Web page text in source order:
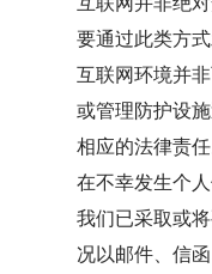
要通过此类方
互联网环境并
或管理防护设
相应的法律责任
在不幸发生个
我们已采取或
况以邮件、信